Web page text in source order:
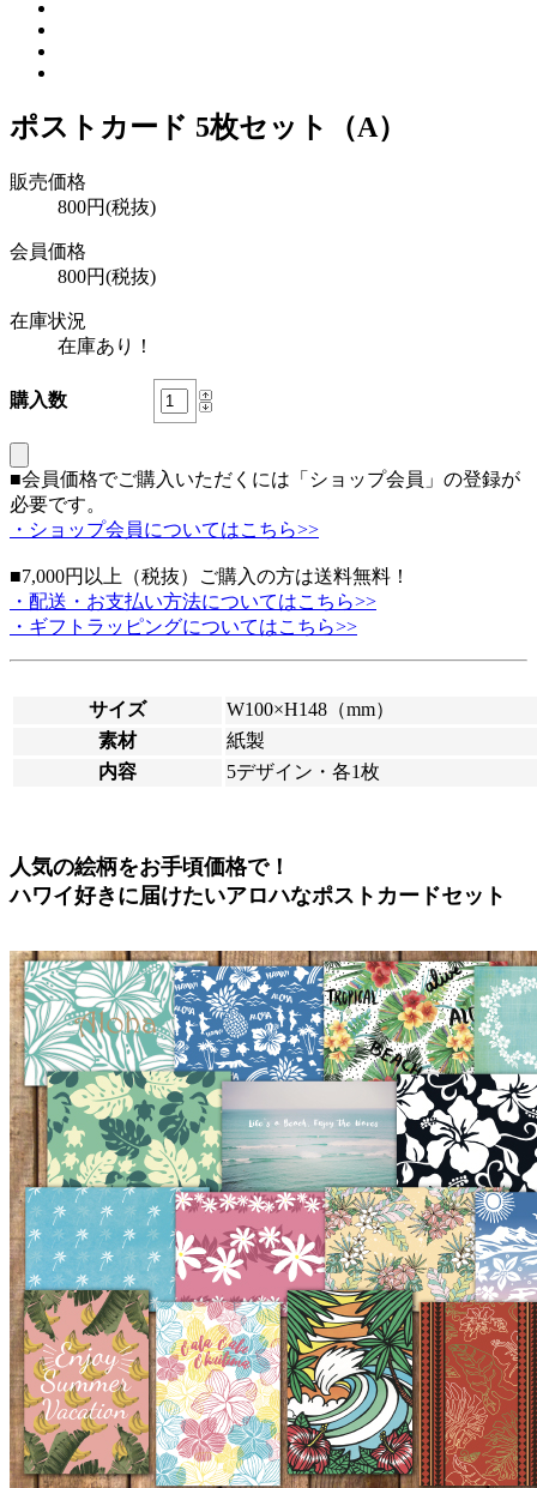
ポストカード 5枚セット（A）
販売価格
800円(税抜)
会員価格
800円(税抜)
在庫状況
在庫あり！
購入数
■会員価格でご購入いただくには「ショップ会員」の登録が
必要です。
・ショップ会員についてはこちら>>
■7,000円以上（税抜）ご購入の方は送料無料！
・配送・お支払い方法についてはこちら>>
・ギフトラッピングについてはこちら>>
サイズ
W100×H148（mm）
素材
紙製
内容
5デザイン・各1枚
人気の絵柄をお手頃価格で！
ハワイ好きに届けたいアロハなポストカードセット